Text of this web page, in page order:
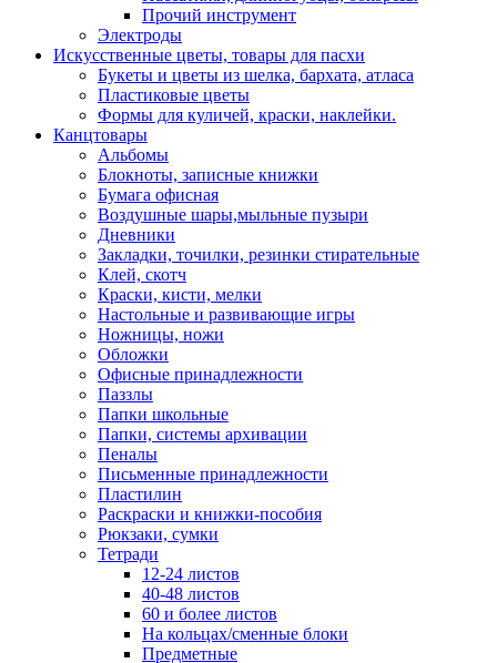
Прочий инструмент
Электроды
Искусственные цветы, товары для пасхи
Букеты и цветы из шелка, бархата, атласа
Пластиковые цветы
Формы для куличей, краски, наклейки.
Канцтовары
Альбомы
Блокноты, записные книжки
Бумага офисная
Воздушные шары,мыльные пузыри
Дневники
Закладки, точилки, резинки стирательные
Клей, скотч
Краски, кисти, мелки
Настольные и развивающие игры
Ножницы, ножи
Обложки
Офисные принадлежности
Паззлы
Папки школьные
Папки, системы архивации
Пеналы
Письменные принадлежности
Пластилин
Раскраски и книжки-пособия
Рюкзаки, сумки
Тетради
12-24 листов
40-48 листов
60 и более листов
На кольцах/сменные блоки
Предметные